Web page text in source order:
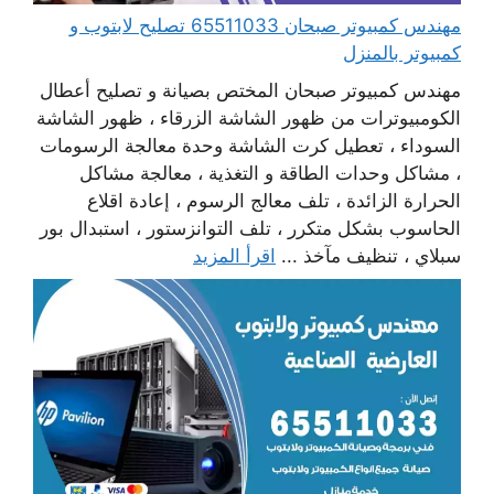
مهندس كمبيوتر صبحان 65511033 تصليح لابتوب و
كمبيوتر بالمنزل
مهندس كمبيوتر صبحان المختص بصيانة و تصليح أعطال
الكومبيوترات من ظهور الشاشة الزرقاء ، ظهور الشاشة
السوداء ، تعطيل كرت الشاشة وحدة معالجة الرسومات
، مشاكل وحدات الطاقة و التغذية ، معالجة مشاكل
الحرارة الزائدة ، تلف معالج الرسوم ، إعادة اقلاع
الحاسوب بشكل متكرر ، تلف التوانزستور ، استبدال بور
سبلاي ، تنظيف مآخذ ... اقرأ المزيد